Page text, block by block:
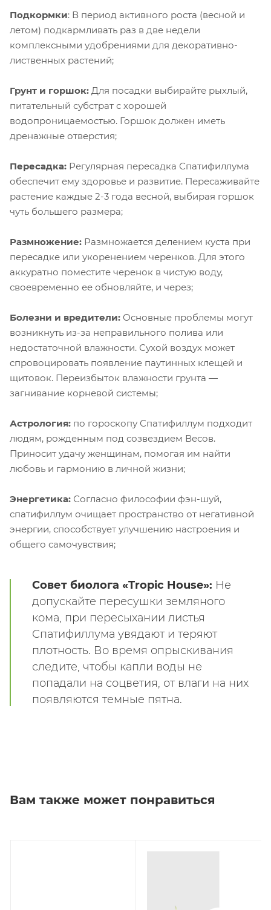
Подкормки: В период активного роста (весной и
летом) подкармливать раз в две недели
комплексными удобрениями для декоративно-
лиственных растений;
Грунт и горшок: Для посадки выбирайте рыхлый,
питательный субстрат с хорошей
водопроницаемостью. Горшок должен иметь
дренажные отверстия;
Пересадка: Регулярная пересадка Спатифиллума
обеспечит ему здоровье и развитие. Пересаживайте
растение каждые 2-3 года весной, выбирая горшок
чуть большего размера;
Размножение: Размножается делением куста при
пересадке или укоренением черенков. Для этого
аккуратно поместите черенок в чистую воду,
своевременно ее обновляйте, и через;
Болезни и вредители: Основные проблемы могут
возникнуть из-за неправильного полива или
недостаточной влажности. Сухой воздух может
спровоцировать появление паутинных клещей и
щитовок. Переизбыток влажности грунта —
загнивание корневой системы;
Астрология: по гороскопу Спатифиллум подходит
людям, рожденным под созвездием Весов.
Приносит удачу женщинам, помогая им найти
любовь и гармонию в личной жизни;
Энергетика: Согласно философии фэн-шуй,
спатифиллум очищает пространство от негативной
энергии, способствует улучшению настроения и
общего самочувствия;
Совет биолога «Tropic House»: Не
допускайте пересушки земляного
кома, при пересыхании листья
Спатифиллума увядают и теряют
плотность. Во время опрыскивания
следите, чтобы капли воды не
попадали на соцветия, от влаги на них
появляются темные пятна.
Вам также может понравиться